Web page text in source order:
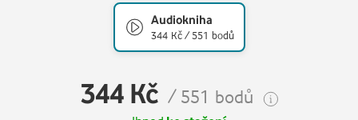
Audiokniha
344 Kč / 551 bodů
344 Kč / 551 bodů